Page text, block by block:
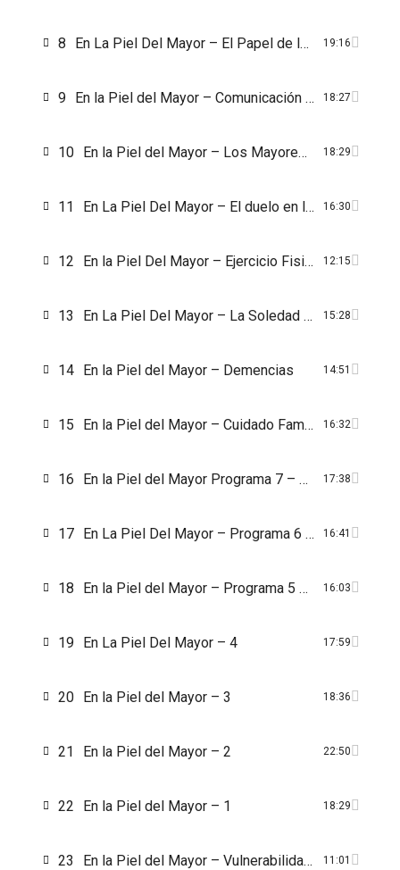
8 En La Piel Del Mayor – El Papel de los Abuelos en el Cuidado de los Nietos 19:16
9 En la Piel del Mayor – Comunicación con los Mayores 18:27
10 En la Piel del Mayor – Los Mayores y las Nuevas Tecnologías 18:29
11 En La Piel Del Mayor – El duelo en la edad adulta 16:30
12 En la Piel Del Mayor – Ejercicio Fisico En Las Personas Mayores 12:15
13 En La Piel Del Mayor – La Soledad En La Vejez 15:28
14 En la Piel del Mayor – Demencias 14:51
15 En la Piel del Mayor – Cuidado Familiar de las Personas Dependientes 16:32
16 En la Piel del Mayor Programa 7 – Ansiedad en los mayores 17:38
17 En La Piel Del Mayor – Programa 6 – Problema del Sueño en los Mayores 16:41
18 En la Piel del Mayor – Programa 5 – Problemas de Depresión en las Personas Mayores 16:03
19 En La Piel Del Mayor – 4 17:59
20 En la Piel del Mayor – 3 18:36
21 En la Piel del Mayor – 2 22:50
22 En la Piel del Mayor – 1 18:29
23 En la Piel del Mayor – Vulnerabilidad Social Personas Mayores. Mundo Rural 11:01